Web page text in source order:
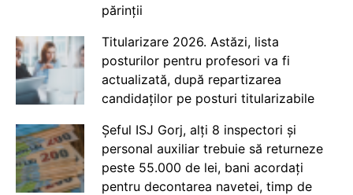
părinții
Titularizare 2026. Astăzi, lista
posturilor pentru profesori va fi
actualizată, după repartizarea
candidaților pe posturi titularizabile
Șeful ISJ Gorj, alți 8 inspectori și
personal auxiliar trebuie să returneze
peste 55.000 de lei, bani acordați
pentru decontarea navetei, timp de